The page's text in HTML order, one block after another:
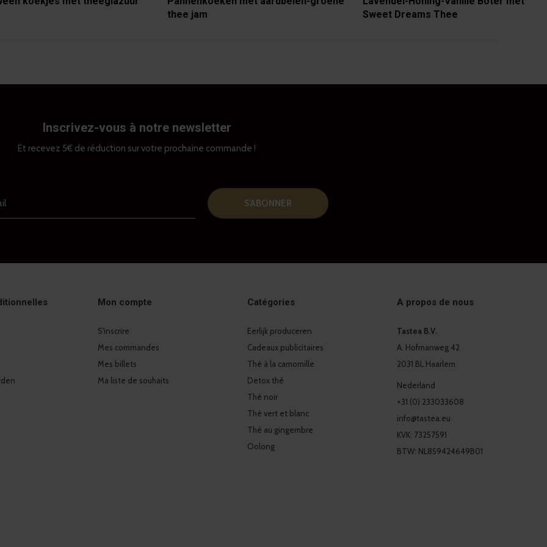
thee jam
Sweet Dreams Thee
Inscrivez-vous à notre newsletter
Et recevez 5€ de réduction sur votre prochaine commande !
S'ABONNER
Mon compte
S'inscrire
Mes commandes
Mes billets
Ma liste de souhaits
Catégories
Eerlijk produceren
Cadeaux publicitaires
Thé à la camomille
Detox thé
Thé noir
Thé vert et blanc
Thé au gingembre
Oolong
A propos de nous
Tastea B.V.
A. Hofmanweg 42
2031 BL Haarlem
Nederland
+31 (0) 233033608
info@tastea.eu
KVK: 73257591
BTW: NL859424649B01